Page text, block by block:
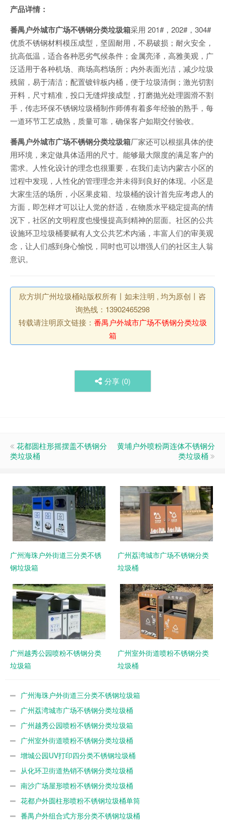
产品详情：
番禺户外城市广场不锈钢分类垃圾箱采用 201#，202#，304#
优质不锈钢材料模压成型，坚固耐用，不易破损；耐火安全，
抗高低温，适合各种恶劣气候条件；金属亮泽，高雅美观，广
泛适用于各种机场、商场高档场所；内外表面光洁，减少垃圾
残留，易于清洁；配置镀锌板内桶，便于垃圾清倒；激光切割
开料，尺寸精准，投口无缝焊接成型，打磨抛光处理圆滑不割
手，传志环保不锈钢垃圾桶制作师傅有着多年经验的熟手，每
一道环节工艺成熟，质量可靠，确保客户如期交付验收。
番禺户外城市广场不锈钢分类垃圾箱厂家还可以根据具体的使
用环境，来定做具体适用的尺寸。能够最大限度的满足客户的
需求。人性化设计的理念也很重要，在我们走访内蒙古小区的
过程中发现，人性化的管理理念并未得到良好的体现。小区是
大家生活的场所，小区果皮箱、垃圾桶的设计首先应考虑人的
方面，即怎样才可以让人觉的舒适，在物质水平稳定提高的情
况下，社区的文明程度也慢慢提高到精神的层面。社区的公共
设施环卫垃圾桶要赋有人文公共艺术内涵，丰富人们的审美观
念，让人们感到身心愉悦，同时也可以增强人们的社区主人翁
意识。
欣方圳广州垃圾桶站版权所有丨如未注明 , 均为原创丨咨
询热线：13902465298
转载请注明原文链接： 番禺户外城市广场不锈钢分类垃圾
箱
分享 (0)
花都圆柱形摇摆盖不锈钢分
类垃圾桶
黄埔户外喷粉两连体不锈钢分
类垃圾桶
广州海珠户外街道三分类不锈
钢垃圾箱
广州荔湾城市广场不锈钢分类
垃圾桶
广州越秀公园喷粉不锈钢分类
垃圾箱
广州室外街道喷粉不锈钢分类
垃圾桶
广州海珠户外街道三分类不锈钢垃圾箱
广州荔湾城市广场不锈钢分类垃圾桶
广州越秀公园喷粉不锈钢分类垃圾箱
广州室外街道喷粉不锈钢分类垃圾桶
增城公园UV打印四分类不锈钢垃圾桶
从化环卫街道热销不锈钢分类垃圾桶
南沙广场屋形喷粉不锈钢分类垃圾桶
花都户外圆柱形喷粉不锈钢垃圾桶单筒
番禺户外组合式方形分类不锈钢垃圾桶